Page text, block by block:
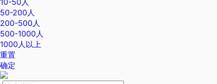
50-200人
200-500人
500-1000人
1000人以上
重置
确定